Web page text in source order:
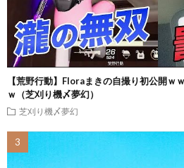
【荒野行動】Floraまきの自撮り初公開ｗ
ｗ（芝刈り機〆夢幻）
芝刈り機〆夢幻